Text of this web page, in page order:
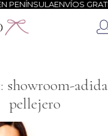
ENVÍOS GRATIS
pellejero